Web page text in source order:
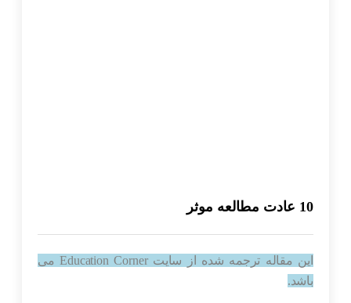
این مقاله ترجمه شده از سایت Education Corner می
باشد.